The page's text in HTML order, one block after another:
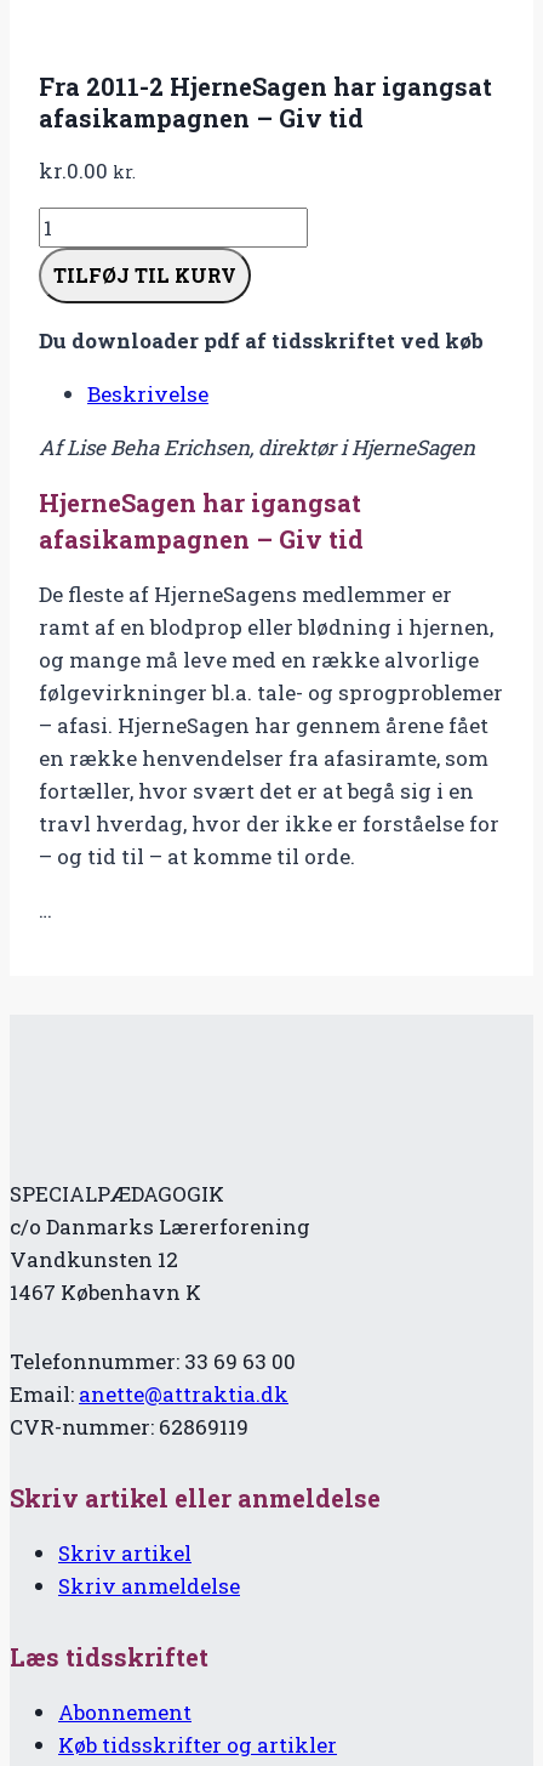
Fra 2011-2 HjerneSagen har igangsat
afasikampagnen – Giv tid
kr.0.00 kr.
Fra
2011-
2
har
igangsat
–
tid
antal
TILFØJ TIL KURV
Du downloader pdf af tidsskriftet ved køb
Beskrivelse
Af Lise Beha Erichsen, direktør i HjerneSagen
HjerneSagen har igangsat
afasikampagnen – Giv tid
De fleste af HjerneSagens medlemmer er
ramt af en blodprop eller blødning i hjernen,
og mange må leve med en række alvorlige
følgevirkninger bl.a. tale- og sprogproblemer
– afasi. HjerneSagen har gennem årene fået
en række henvendelser fra afasiramte, som
fortæller, hvor svært det er at begå sig i en
travl hverdag, hvor der ikke er forståelse for
– og tid til – at komme til orde.
…
SPECIALPÆDAGOGIK
c/o Danmarks Lærerforening
Vandkunsten 12
1467 København K
Telefonnummer: 33 69 63 00
Email: anette@attraktia.dk
CVR-nummer: 62869119
Skriv artikel eller anmeldelse
Skriv artikel
Skriv anmeldelse
Læs tidsskriftet
Abonnement
Køb tidsskrifter og artikler